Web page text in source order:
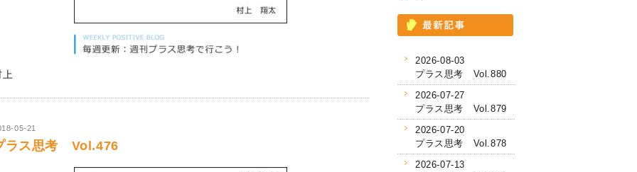
05-21
ラス思考 Vol.476
2026-08-03
プラス思考 Vol.880
2026-07-27
プラス思考 Vol.879
2026-07-20
プラス思考 Vol.878
2026-07-13